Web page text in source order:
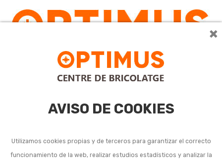
×
AVISO DE COOKIES
Utilizamos cookies propias y de terceros para garantizar el correcto
funcionamiento de la web, realizar estudios estadísticos y analizar la